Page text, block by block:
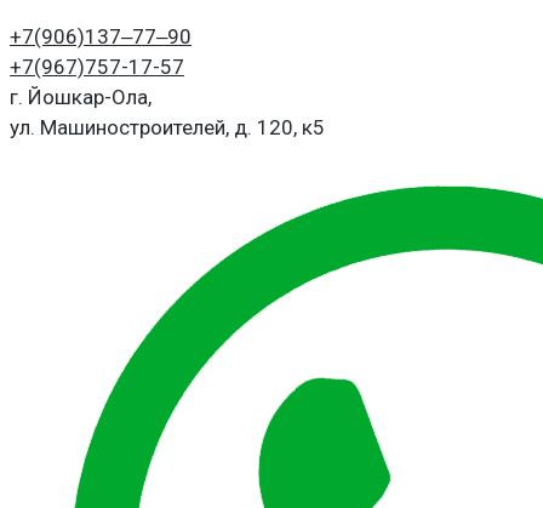
+7(906)137‒77‒90
+7(967)757-17-57
г. Йошкар-Ола,
ул. Машиностроителей, д. 120, к5